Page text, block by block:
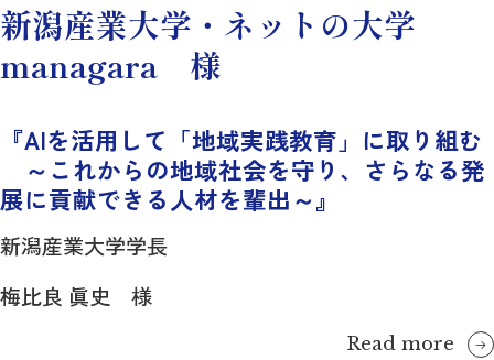
新潟産業大学・ネットの大学
managara 様
『AIを活用して「地域実践教育」に取り組む
～これからの地域社会を守り、さらなる発
展に貢献できる人材を輩出～』
新潟産業大学学長
梅比良 眞史 様
Read more